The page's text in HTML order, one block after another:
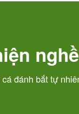
đánh bắt tự